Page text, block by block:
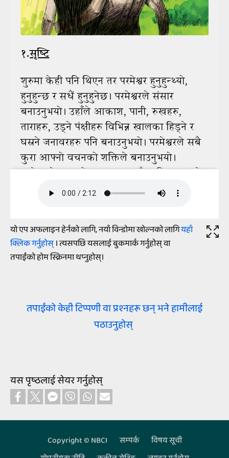
यो एप अफलाइन हेर्नको लागि, नयाँ विन्डोमा खोल्नको लागियहाँ
क्लिक गर्नुहोस्। त्यसपछि यसलाई बुकमार्क गर्नुहोस् वा
तपाईंको होम स्क्रिनमा थप्‍नुहोस्।
तपाईंको केही टिप्पणी वा प्रश्‍नहरू छन्‌ भने हामीलाई
पठाउनुहोस्
यस पृष्‍ठलाई सेयर गर्नुहोस्‌
Copyright © NBCI सम्‍पर्क
विषय सूची